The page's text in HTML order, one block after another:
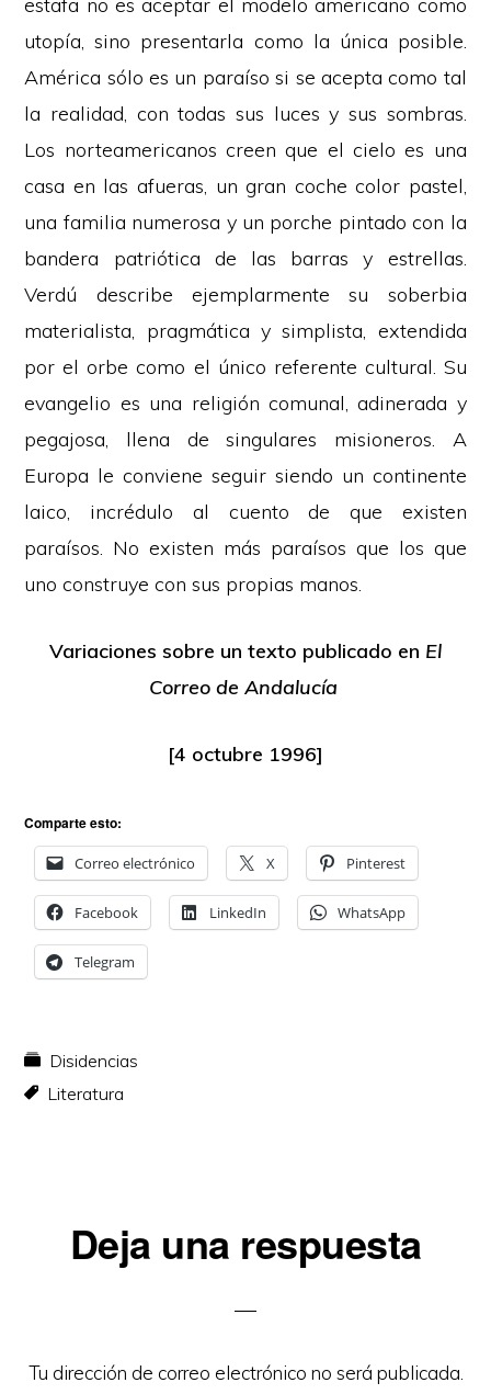
utopía, sino presentarla como la única posible.
América sólo es un paraíso si se acepta como tal
la realidad, con todas sus luces y sus sombras.
Los norteamericanos creen que el cielo es una
casa en las afueras, un gran coche color pastel,
una familia numerosa y un porche pintado con la
bandera patriótica de las barras y estrellas.
Verdú describe ejemplarmente su soberbia
materialista, pragmática y simplista, extendida
por el orbe como el único referente cultural. Su
evangelio es una religión comunal, adinerada y
pegajosa, llena de singulares misioneros. A
Europa le conviene seguir siendo un continente
laico, incrédulo al cuento de que existen
paraísos. No existen más paraísos que los que
uno construye con sus propias manos.
Variaciones sobre un texto publicado en El
Correo de Andalucía
[4 octubre 1996]
Comparte esto:
Correo electrónico X Pinterest
Facebook LinkedIn WhatsApp
Telegram
Disidencias
Literatura
Interacciones
lectores
Deja una respuesta
Tu dirección de correo electrónico no será publicada.